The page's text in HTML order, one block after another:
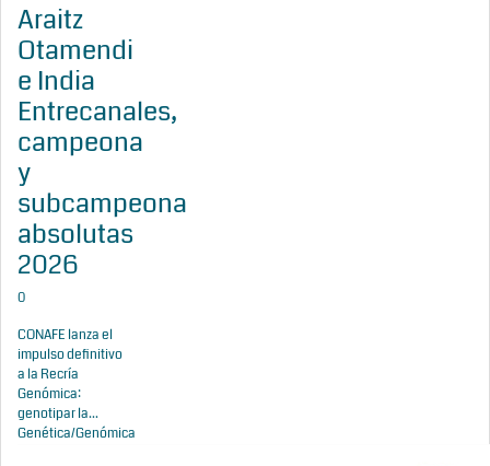
Araitz
Otamendi
e India
Entrecanales,
campeona
y
subcampeona
absolutas
2026
0
CONAFE lanza el
impulso definitivo
a la Recría
Genómica:
genotipar la...
Genética/Genómica